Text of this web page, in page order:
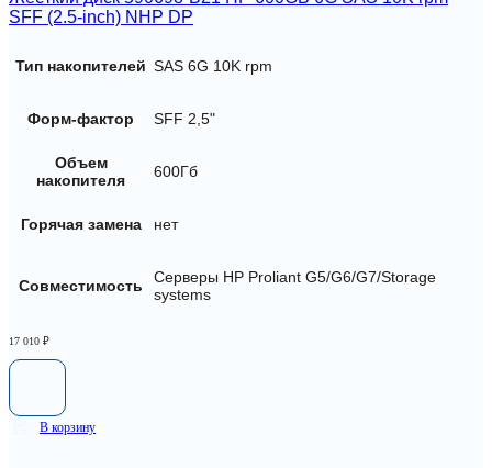
SFF (2.5-inch) NHP DP
Тип накопителей SAS 6G 10K rpm
Форм-фактор SFF 2,5"
Объем
накопителя
600Гб
Горячая замена нет
Совместимость
Серверы HP Proliant G5/G6/G7/Storage
systems
17 010 ₽
В корзину